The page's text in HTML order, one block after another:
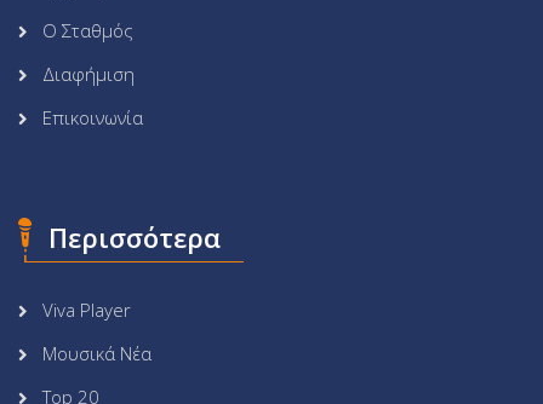
Ο Σταθμός
Διαφήμιση
Επικοινωνία
Περισσότερα
Viva Player
Μουσικά Νέα
Top 20